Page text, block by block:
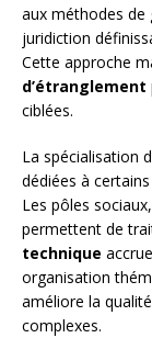
aux méthodes de
juridiction
Cette approche
d’étranglement
ciblées.
La spécialisation
dédiées à
Les pôles
permettent de
technique
organisation
améliore la
complexes.